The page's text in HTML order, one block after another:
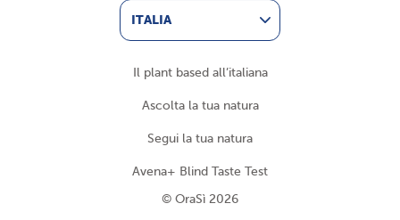
ITALIA
Il plant based all’italiana
Ascolta la tua natura
Segui la tua natura
Avena+ Blind Taste Test
© OraSì 2026